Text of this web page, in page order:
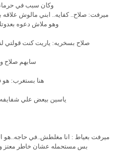
وكان سبب في
ميرفت: صلاح.. كفايه.. ابني مالوش علاقه
وهو ملاش دعوه
صلاح بسخريه: ياريت كنت قولتي
سابهم صلاح
هنا بستغرب: هو
ياسين بيعض علي
ميرفت بعياط : انا مغلطش..في حاجه..هو
بس مستحمله عشان خاطر معتز